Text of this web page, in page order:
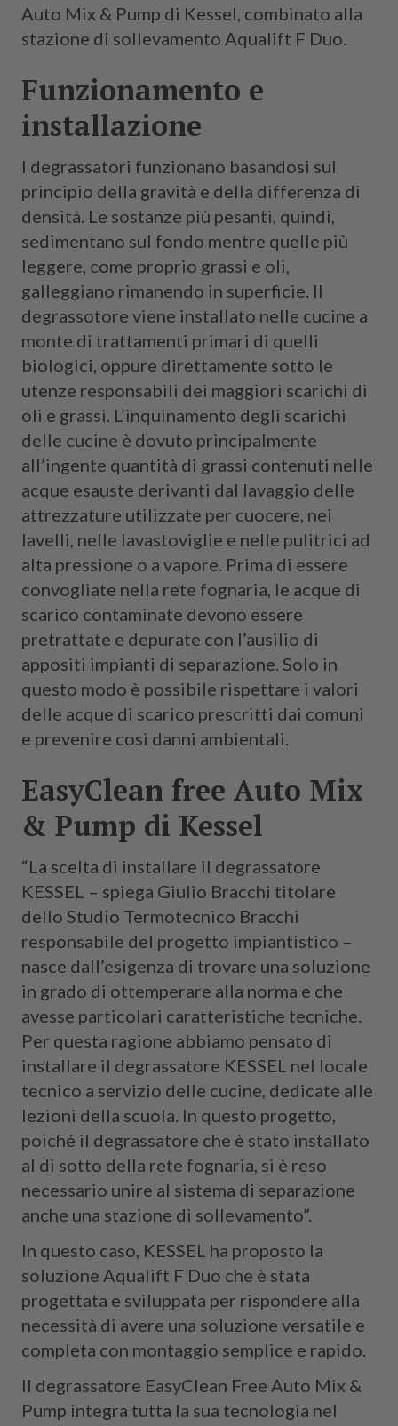
Auto Mix & Pump di Kessel, combinato alla
stazione di sollevamento Aqualift F Duo.
Funzionamento e
installazione
I degrassatori funzionano basandosi sul
principio della gravità e della differenza di
densità. Le sostanze più pesanti, quindi,
sedimentano sul fondo mentre quelle più
leggere, come proprio grassi e oli,
galleggiano rimanendo in superficie. Il
degrassotore viene installato nelle cucine a
monte di trattamenti primari di quelli
biologici, oppure direttamente sotto le
utenze responsabili dei maggiori scarichi di
oli e grassi. L’inquinamento degli scarichi
delle cucine è dovuto principalmente
all’ingente quantità di grassi contenuti nelle
acque esauste derivanti dal lavaggio delle
attrezzature utilizzate per cuocere, nei
lavelli, nelle lavastoviglie e nelle pulitrici ad
alta pressione o a vapore. Prima di essere
convogliate nella rete fognaria, le acque di
scarico contaminate devono essere
pretrattate e depurate con l’ausilio di
appositi impianti di separazione. Solo in
questo modo è possibile rispettare i valori
delle acque di scarico prescritti dai comuni
e prevenire così danni ambientali.
EasyClean free Auto Mix
& Pump di Kessel
“La scelta di installare il degrassatore
KESSEL – spiega Giulio Bracchi titolare
dello Studio Termotecnico Bracchi
responsabile del progetto impiantistico –
nasce dall’esigenza di trovare una soluzione
in grado di ottemperare alla norma e che
avesse particolari caratteristiche tecniche.
Per questa ragione abbiamo pensato di
installare il degrassatore KESSEL nel locale
tecnico a servizio delle cucine, dedicate alle
lezioni della scuola. In questo progetto,
poiché il degrassatore che è stato installato
al di sotto della rete fognaria, si è reso
necessario unire al sistema di separazione
anche una stazione di sollevamento”.
In questo caso, KESSEL ha proposto la
soluzione Aqualift F Duo che è stata
progettata e sviluppata per rispondere alla
necessità di avere una soluzione versatile e
completa con montaggio semplice e rapido.
Il degrassatore EasyClean Free Auto Mix &
Pump integra tutta la sua tecnologia nel